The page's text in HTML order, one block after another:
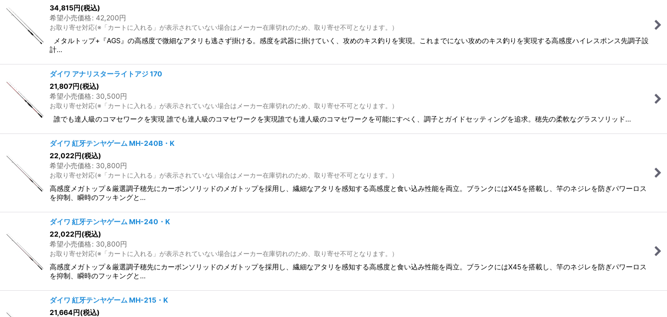
34,815円(税込)
希望小売価格: 42,200円
お取り寄せ対応(※「カートに入れる」が表示されていない場合はメーカー在庫切れのため、取り寄せ不可となります。）
メタルトップ+『AGS』の高感度で微細なアタリも逃さず掛ける。感度を武器に掛けていく、攻めのキス釣りを実現。これまでにない攻めのキス釣りを実現する高感度ハイレスポンス先調子設
計…
ダイワ アナリスターライトアジ 170
21,807円(税込)
希望小売価格: 30,500円
お取り寄せ対応(※「カートに入れる」が表示されていない場合はメーカー在庫切れのため、取り寄せ不可となります。）
誰でも達人級のコマセワークを実現 誰でも達人級のコマセワークを実現誰でも達人級のコマセワークを可能にすべく、調子とガイドセッティングを追求。穂先の柔軟なグラスソリッド…
ダイワ 紅牙テンヤゲーム MH-240B・K
22,022円(税込)
希望小売価格: 30,800円
お取り寄せ対応(※「カートに入れる」が表示されていない場合はメーカー在庫切れのため、取り寄せ不可となります。）
高感度メガトップ＆厳選調子穂先にカーボンソリッドのメガトップを採用し、繊細なアタリを感知する高感度と食い込み性能を両立。ブランクにはX45を搭載し、竿のネジレを防ぎパワーロス
を抑制、瞬時のフッキングと…
ダイワ 紅牙テンヤゲーム MH-240・K
22,022円(税込)
希望小売価格: 30,800円
お取り寄せ対応(※「カートに入れる」が表示されていない場合はメーカー在庫切れのため、取り寄せ不可となります。）
高感度メガトップ＆厳選調子穂先にカーボンソリッドのメガトップを採用し、繊細なアタリを感知する高感度と食い込み性能を両立。ブランクにはX45を搭載し、竿のネジレを防ぎパワーロス
を抑制、瞬時のフッキングと…
ダイワ 紅牙テンヤゲーム MH-215・K
21,664円(税込)